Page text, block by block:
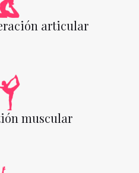
articular
muscular